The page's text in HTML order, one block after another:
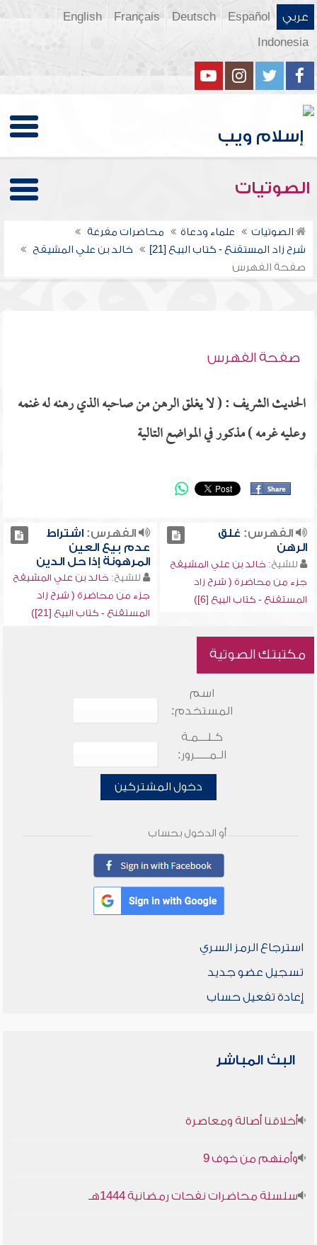
عربي Español
Deutsch
Français
English
Indonesia
الصوتيات
الصوتيات علماء ودعاة
محاضرات مفرغة
شرح زاد المستقنع - كتاب البيع [21]
خالد بن علي المشيقح
صفحة الفهرس
صفحة الفهرس
الحديث الشريف : ( لا يغلق الرهن من صاحبه الذي رهنه له غنمه
وعليه غرمه ) مذكور في المواضع التالية
الفهرس: غلق
الرهن
للشيخ: خالد بن علي المشيقح
جزء من محاضرة ( شرح زاد
المستقنع - كتاب البيع [6])
الفهرس:اشتراط
عدم بيع العين
المرهونة إذا حل الدين
للشيخ: خالد بن علي المشيقح
جزء من محاضرة ( شرح زاد
المستقنع - كتاب البيع [21])
مكتبتك الصوتية
اسم
المستخدم:
كـلـــمـة
الـمـــــرور:
دخول المشتركين
أو الدخول بحساب
استرجاع الرمز السري
تسجيل عضو جديد
إعادة تفعيل حساب
البث المباشر
أخلاقنا أصالة ومعاصرة
وأمنهم من خوف 9
سلسلة محاضرات نفحات رمضانية 1444هـ